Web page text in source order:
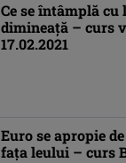
Ce se întâmplă cu
dimineaţă – curs
17.02.2021
Euro se apropie
faţa leului – curs